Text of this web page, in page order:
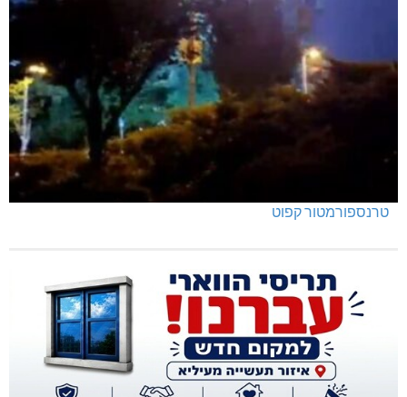
טרנספורמטור קפוט